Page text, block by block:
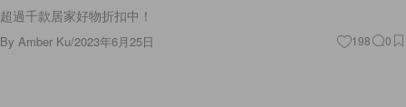
超過千款居家好物折扣中！
By Amber Ku/2023年6月25日 198 0